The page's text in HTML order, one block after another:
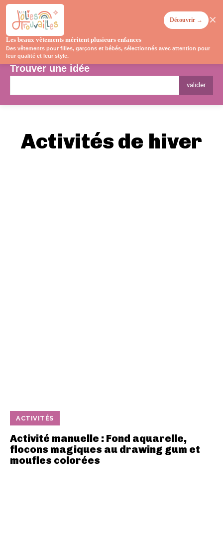
Trouver une idée
valider
Activités de hiver
ACTIVITÉS
Activité manuelle : Fond aquarelle,
flocons magiques au drawing gum et
moufles colorées
Les beaux vêtements méritent plusieurs enfances
Des vêtements pour filles, garçons et bébés, sélectionnés avec attention pour
leur qualité et leur style.
Découvrir → ✕